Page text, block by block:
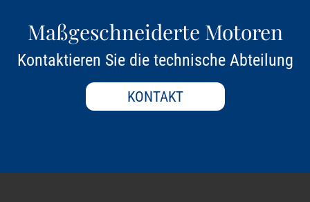
Maßgeschneiderte Motoren
Kontaktieren Sie die technische Abteilung
KONTAKT